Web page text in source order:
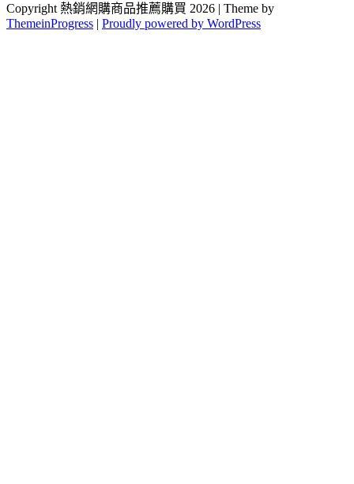
Copyright 熱銷網購商品推薦購買 2026 | Theme by
ThemeinProgress | Proudly powered by WordPress